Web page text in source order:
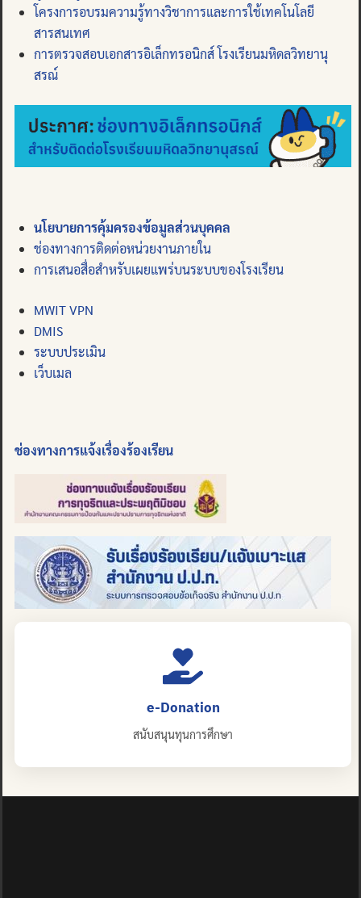
โครงการอบรมความรู้ทางวิชาการและการใช้เทคโนโลยี
สารสนเทศ
การตรวจสอบเอกสารอิเล็กทรอนิกส์ โรงเรียนมหิดลวิทยานุ
สรณ์
นโยบายการคุ้มครองข้อมูลส่วนบุคคล
ช่องทางการติดต่อหน่วยงานภายใน
การเสนอสื่อสำหรับเผยแพร่บนระบบของโรงเรียน
MWIT VPN
DMIS
ระบบประเมิน
เว็บเมล
ช่องทางการแจ้งเรื่องร้องเรียน
e-Donation
สนับสนุนทุนการศึกษา